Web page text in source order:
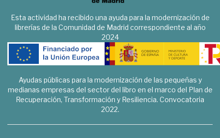
Esta actividad ha recibido una ayuda para la modernización de
librerías de la Comunidad de Madrid correspondiente al año
2024
Ayudas públicas para la modernización de las pequeñas y
medianas empresas del sector del libro en el marco del Plan de
Recuperación, Transformación y Resiliencia. Convocatoria
2022.